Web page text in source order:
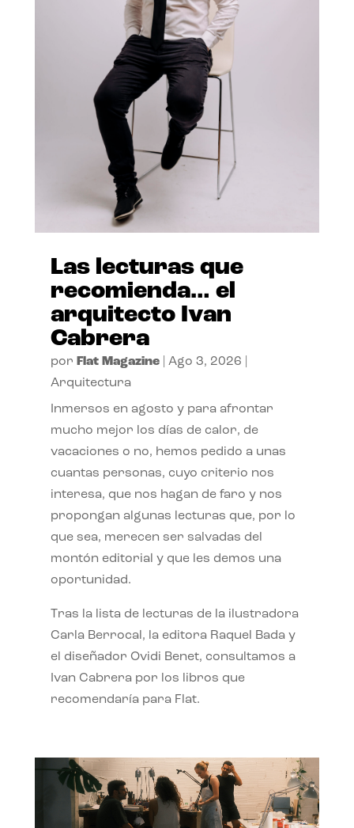
Las lecturas que
recomienda… el
arquitecto Ivan
Cabrera
por Flat Magazine| Ago 3, 2026
Arquitectura
Inmersos en agosto y para afrontar
mucho mejor los días de calor, de
vacaciones o no, hemos pedido a unas
cuantas personas, cuyo criterio nos
interesa, que nos hagan de faro y nos
propongan algunas lecturas que, por lo
que sea, merecen ser salvadas del
montón editorial y que les demos una
oportunidad.
Tras la lista de lecturas de la ilustradora
Carla Berrocal, la editora Raquel Bada y
el diseñador Ovidi Benet, consultamos a
Ivan Cabrera por los libros que
recomendaría para Flat.